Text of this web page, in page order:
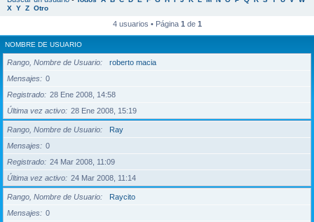
X Y Z Otro
4 usuarios • Página 1 de 1
NOMBRE DE USUARIO
Rango, Nombre de Usuario
roberto macia
Mensajes
0
Registrado
28 Ene 2008, 14:58
Última vez activo
28 Ene 2008, 15:19
Rango, Nombre de Usuario
Ray
Mensajes
0
Registrado
24 Mar 2008, 11:09
Última vez activo
24 Mar 2008, 11:14
Rango, Nombre de Usuario
Raycito
Mensajes
0